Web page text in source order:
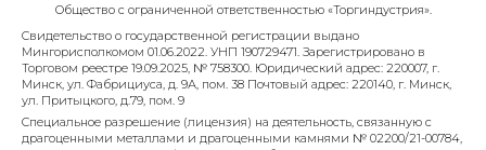
Общество с ограниченной ответственностью «Торгиндустрия».
Свидетельство о государственной регистрации выдано
Мингорисполкомом 01.06.2022. УНП 190729471. Зарегистрировано в
Торговом реестре 19.09.2025, № 758300. Юридический адрес: 220007, г.
Минск, ул. Фабрициуса, д. 9А, пом. 38 Почтовый адрес: 220140, г. Минск,
ул. Притыцкого, д.79, пом. 9
Специальное разрешение (лицензия) на деятельность, связанную с
драгоценными металлами и драгоценными камнями № 02200/21-00784,